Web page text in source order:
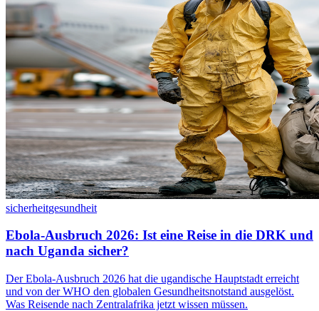
sicherheitgesundheit
Ebola-Ausbruch 2026: Ist eine Reise in die DRK und
nach Uganda sicher?
Der Ebola-Ausbruch 2026 hat die ugandische Hauptstadt erreicht
und von der WHO den globalen Gesundheitsnotstand ausgelöst.
Was Reisende nach Zentralafrika jetzt wissen müssen.